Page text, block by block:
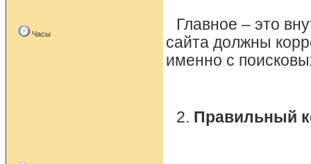
Часы
Главное – это
сайта должны
именно с
2. Правильный